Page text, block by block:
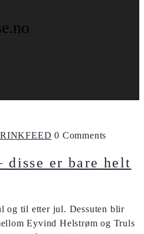
0 Comments
disse er bare helt
og til etter jul. Dessuten blir
Eyvind Helstrøm og Truls